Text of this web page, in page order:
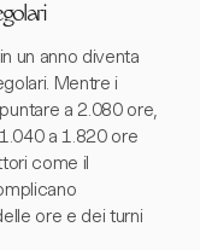
un anno diventa
Mentre i
a 2.080 ore,
a 1.820 ore
come il
ore e dei turni